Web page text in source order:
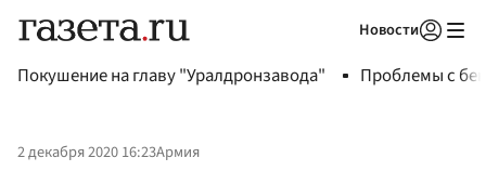
Новости
Покушение на главу "Уралдронзавода" Проблемы с
2 декабря 2020 16:23Армия